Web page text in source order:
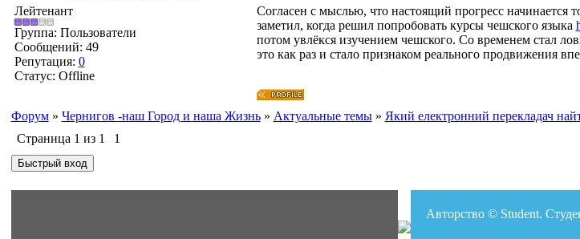
Лейтенант
Группа: Пользователи
Сообщений: 49
Репутация: 0
Статус: Offline
Согласен с мыслью, что настоящий прогресс начинается
заметил, когда решил попробовать курсы чешского языка
потом увлёкся изучением чешского. Со временем стал
это как раз и стало признаком реального продвижения
Форум » Чернигов -наш Город и наша Жизнь » Актуальные темы » Який електронний перекладач
Страница 1 из 1
1
Авторство © Student.